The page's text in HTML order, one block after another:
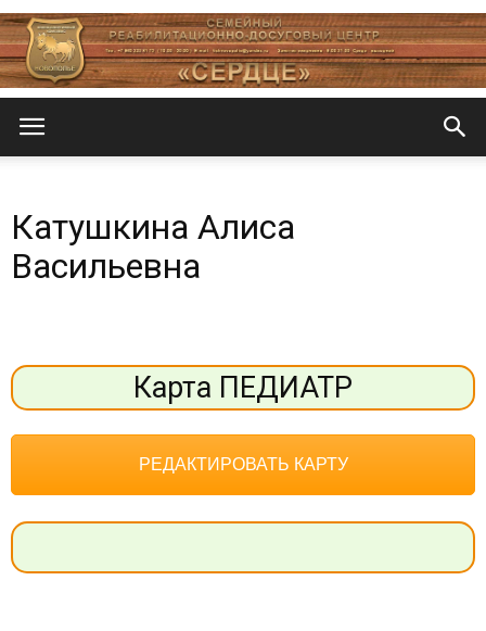
«СеРДЦе»
Катушкина Алиса
Васильевна
Карта ПЕДИАТР
РЕДАКТИРОВАТЬ КАРТУ